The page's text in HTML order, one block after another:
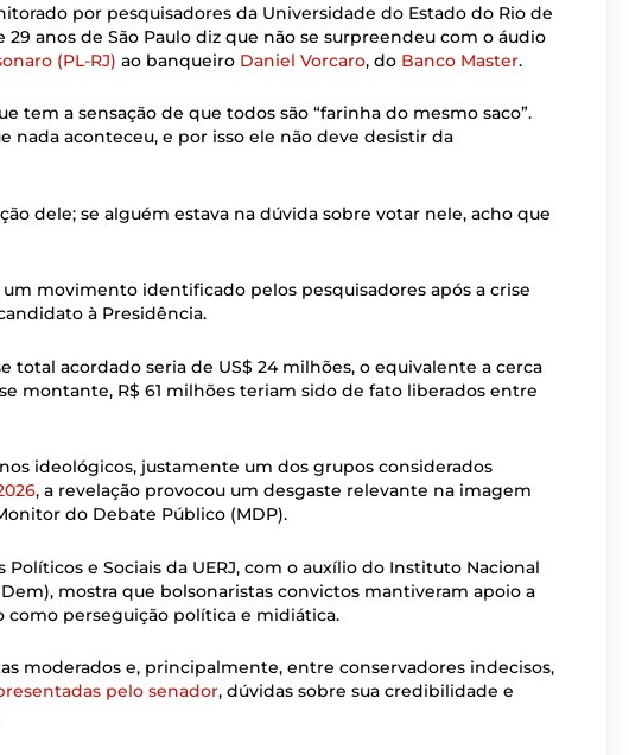
por pesquisadores da Universidade do Estado do Rio de
29 anos de São Paulo diz que não se surpreendeu com o áudio
(PL-RJ) ao banqueiro Daniel Vorcaro, do Banco Master.
tem a sensação de que todos são “farinha do mesmo saco”.
nada aconteceu, e por isso ele não deve desistir da
dele; se alguém estava na dúvida sobre votar nele, acho que
um movimento identificado pelos pesquisadores após a crise
à Presidência.
total acordado seria de US$ 24 milhões, o equivalente a cerca
montante, R$ 61 milhões teriam sido de fato liberados entre
ideológicos, justamente um dos grupos considerados
, a revelação provocou um desgaste relevante na imagem
do Debate Público (MDP).
e Sociais da UERJ, com o auxílio do Instituto Nacional
mostra que bolsonaristas convictos mantiveram apoio a
perseguição política e midiática.
moderados e, principalmente, entre conservadores indecisos,
pelo senador, dúvidas sobre sua credibilidade e